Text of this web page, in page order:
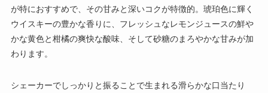
が特におすすめで、その甘みと深いコクが特徴的。琥珀色に輝く
ウイスキーの豊かな香りに、フレッシュなレモンジュースの鮮や
かな黄色と柑橘の爽快な酸味、そして砂糖のまろやかな甘みが加
わります。
シェーカーでしっかりと振ることで生まれる滑らかな口当たり